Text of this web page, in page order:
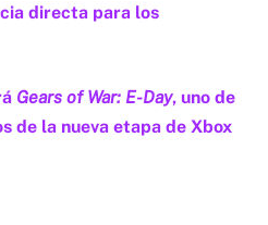
directa para los
Gears of War: E-Day, uno de
de la nueva etapa de Xbox